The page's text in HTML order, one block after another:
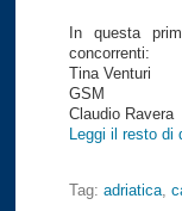
In questa
concorrenti:
Tina Venturi
GSM
Claudio Ravera
Leggi il resto di
Tag: adriatica,